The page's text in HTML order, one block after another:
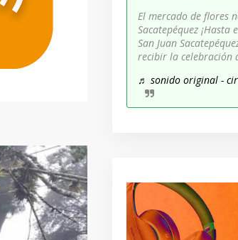
El mercado de flores
Sacatepéquez ¡Hasta
San Juan
recibir la celebración
♬ sonido original -